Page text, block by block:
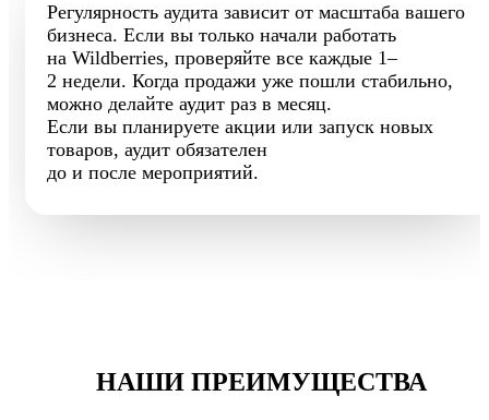
Регулярность аудита зависит от масштаба вашего
бизнеса. Если вы только начали работать
на Wildberries, проверяйте все каждые 1–
2 недели. Когда продажи уже пошли стабильно,
можно делайте аудит раз в месяц.
Если вы планируете акции или запуск новых
товаров, аудит обязателен
до и после мероприятий.
НАШИ ПРЕИМУЩЕСТВА